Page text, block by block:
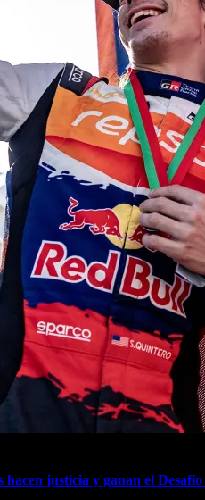
justicia y ganan el